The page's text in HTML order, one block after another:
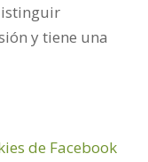
y tiene una
de Facebook